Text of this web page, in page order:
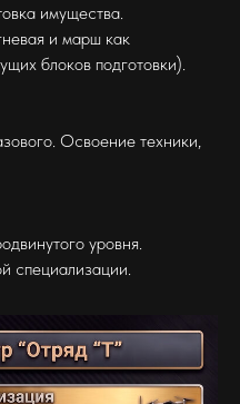
имущества.
и марш как
блоков подготовки).
Освоение техники,
уровня.
специализации.